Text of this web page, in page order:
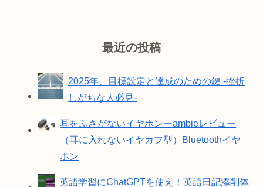
最近の投稿
2025年、目標設定と達成のための鍵 -挫折
しがちな人必見-
耳をふさがないイヤホンーambieレビュー
（耳に入れないイヤカフ型）Bluetoothイヤ
ホン
英語学習にChatGPTを使え！英語日記添削体